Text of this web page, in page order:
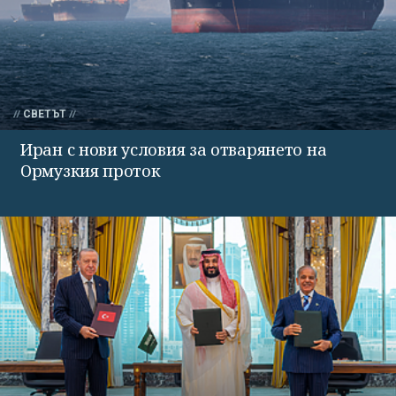
СВЕТЪТ
Иран с нови условия за отварянето на
Ормузкия проток